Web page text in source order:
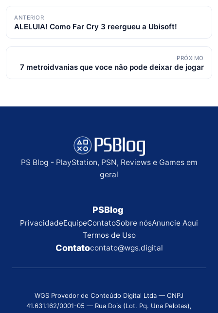
Navegação
de
posts
ANTERIOR
ALELUIA! Como Far Cry 3 reergueu a Ubisoft!
PRÓXIMO
7 metroidvanias que voce não pode deixar de jogar
PS Blog - PlayStation, PSN, Reviews e Games em
geral
PSBlog
PrivacidadeEquipeContatoSobre nósAnuncie Aqui
Termos de Uso
Contatocontato@wgs.digital
WGS Provedor de Conteúdo Digital Ltda — CNPJ
41.631.162/0001-05 — Rua Dois (Lot. Pq. Una Pelotas),